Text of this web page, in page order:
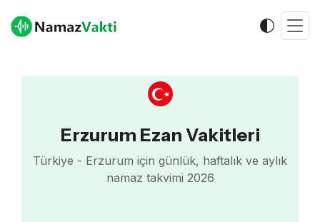
Erzurum Ezan Vakitleri
Türkiye - Erzurum için günlük, haftalık ve aylık
namaz takvimi 2026